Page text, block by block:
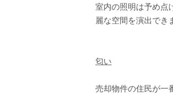
室内の照明は予め点
麗な空間を演出でき
匂い
売却物件の住民が一